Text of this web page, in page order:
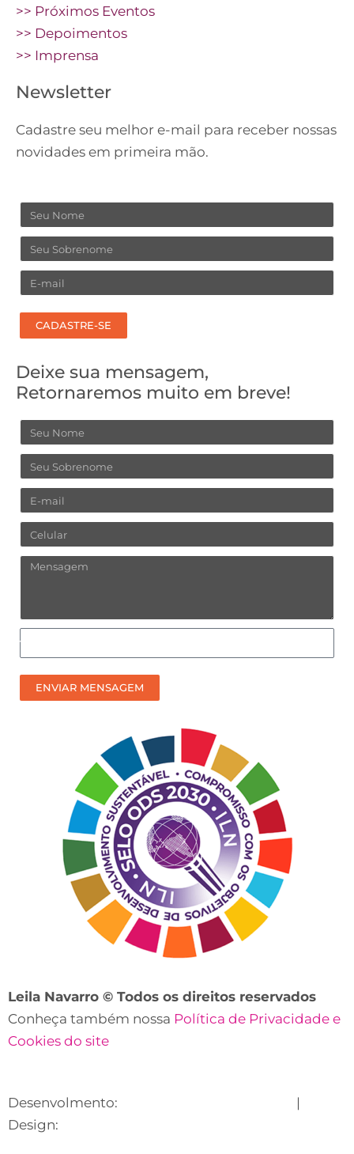
>> Próximos Eventos
>> Depoimentos
>> Imprensa
Newsletter
Cadastre seu melhor e-mail para receber nossas
novidades em primeira mão.
Nome
Sobrenome
Email
CADASTRE-SE
Deixe sua mensagem,
Retornaremos muito em breve!
Nome
Sobrenome
Email
Celular
Mensagem
Como
prefere
receber
nosso
ENVIAR MENSAGEM
Leila Navarro © Todos os direitos reservados
Conheça também nossa Política de Privacidade e
Cookies do site
Desenvolmento:
|
Design: